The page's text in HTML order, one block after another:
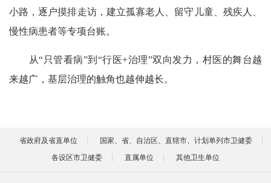
小路，逐户摸排走访，建立孤寡老人、留守儿童、残疾人、
慢性病患者等专项台账。
从“只管看病”到“行医+治理”双向发力，村医的舞台越
来越广，基层治理的触角也越伸越长。
省政府及省直单位
国家、省、自治区、直辖市、计划单列市卫健委
各设区市卫健委
直属单位 其他卫生单位